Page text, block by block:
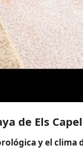
de Els
y el clima